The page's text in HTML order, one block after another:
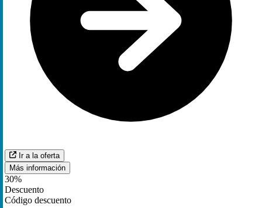
Ir a la oferta
Más información
30%
Descuento
Código descuento